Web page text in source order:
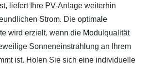
liefert Ihre PV-Anlage weiterhin
Strom. Die optimale
wird erzielt, wenn die Modulqualität
Sonneneinstrahlung an Ihrem
ist. Holen Sie sich eine individuelle